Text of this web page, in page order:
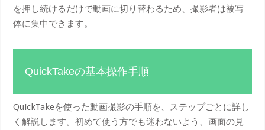
を押し続けるだけで動画に切り替わるため、撮影者は被写
体に集中できます。
QuickTakeの基本操作手順
QuickTakeを使った動画撮影の手順を、ステップごとに詳し
く解説します。初めて使う方でも迷わないよう、画面の見